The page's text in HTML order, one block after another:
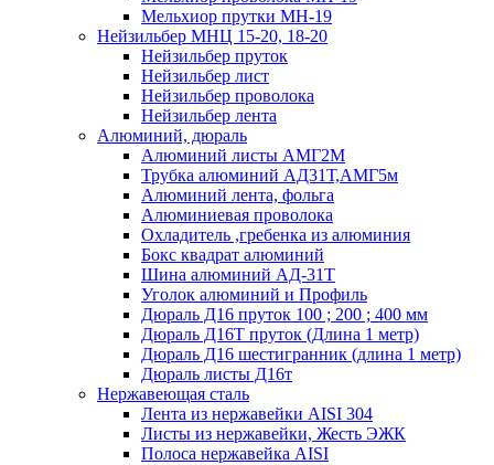
Мельхиор прутки МН-19
Нейзильбер МНЦ 15-20, 18-20
Нейзильбер пруток
Нейзильбер лист
Нейзильбер проволока
Нейзильбер лента
Алюминий, дюраль
Алюминий листы АМГ2М
Трубка алюминий АД31Т,АМГ5м
Алюминий лента, фольга
Алюминиевая проволока
Охладитель ,гребенка из алюминия
Бокс квадрат алюминий
Шина алюминий АД-31Т
Уголок алюминий и Профиль
Дюраль Д16 пруток 100 ; 200 ; 400 мм
Дюраль Д16Т пруток (Длина 1 метр)
Дюраль Д16 шестигранник (длина 1 метр)
Дюраль листы Д16т
Нержавеющая сталь
Лента из нержавейки AISI 304
Листы из нержавейки, Жесть ЭЖК
Полоса нержавейка АISI